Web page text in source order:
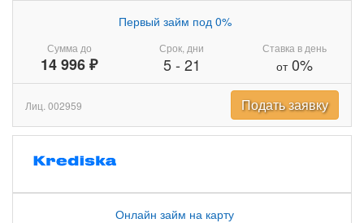
Сумма до
14 996 ₽
Первый займ под 0%
Срок, дни
5- 21
Ставка в день
от0%
Лиц. 002959 Подать заявку
Онлайн займ на карту